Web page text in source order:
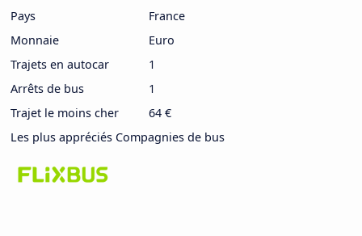
Pays
France
Monnaie
Euro
Trajets en autocar
1
Arrêts de bus
1
Trajet le moins cher
64 €
Les plus appréciés Compagnies de bus